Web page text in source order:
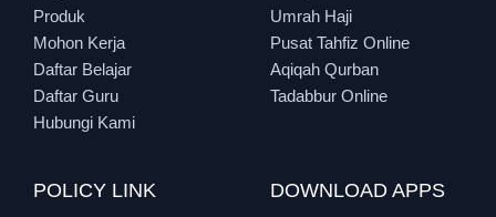
Produk
Mohon Kerja
Daftar Belajar
Daftar Guru
Hubungi Kami
Umrah Haji
Pusat Tahfiz Online
Aqiqah Qurban
Tadabbur Online
POLICY LINK DOWNLOAD APPS